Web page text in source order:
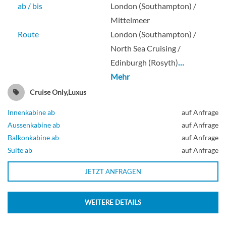
ab / bis
London (Southampton) /
Mittelmeer
Route
London (Southampton) /
North Sea Cruising /
Edinburgh (Rosyth)…
Mehr
Cruise Only,Luxus
Innenkabine ab
auf Anfrage
Aussenkabine ab
auf Anfrage
Balkonkabine ab
auf Anfrage
Suite ab
auf Anfrage
JETZT ANFRAGEN
WEITERE DETAILS